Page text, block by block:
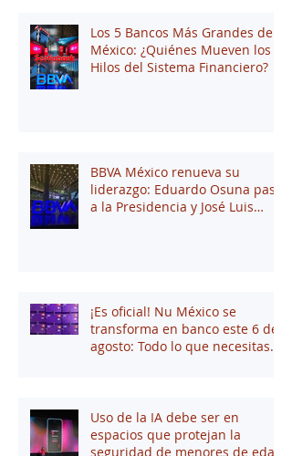
Los 5 Bancos Más Grandes de
México: ¿Quiénes Mueven los
Hilos del Sistema Financiero?
BBVA México renueva su
liderazgo: Eduardo Osuna pasa
a la Presidencia y José Luis
¡Es oficial! Nu México se
transforma en banco este 6 de
agosto: Todo lo que necesitas
Uso de la IA debe ser en
espacios que protejan la
seguridad de menores de edad